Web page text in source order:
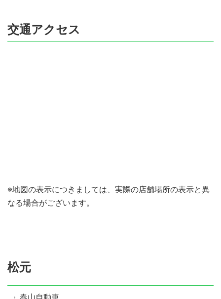
交通アクセス
※地図の表示につきましては、実際の店舗場所の表示と異
なる場合がございます。
松元